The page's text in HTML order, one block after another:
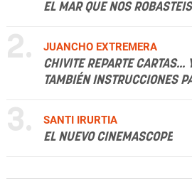
EL MAR QUE NOS ROBASTEIS
2.
JUANCHO EXTREMERA
CHIVITE REPARTE
TAMBIÉN INSTRUCCIONES
3.
SANTI IRURTIA
EL NUEVO CINEMASCOPE